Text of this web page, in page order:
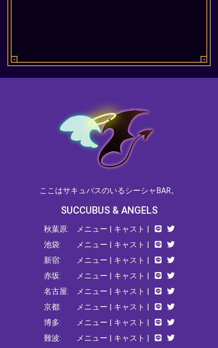
ここはサキュバスのいるシーシャBAR。
SUCCUBUS & ANGELS
秋葉原:
池袋:
新宿:
赤坂:
名古屋:
京都:
博多:
難波:
メニュー | キャスト |
メニュー | キャスト |
メニュー | キャスト |
メニュー | キャスト |
メニュー | キャスト |
メニュー | キャスト |
メニュー | キャスト |
メニュー | キャスト |